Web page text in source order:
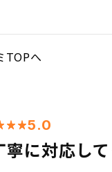
TOPへ
5.0
に対応し